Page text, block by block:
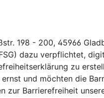
198 - 200, 45966
dazu verpflichtet,
zu
und möchten die
zur Barrierefreiheit